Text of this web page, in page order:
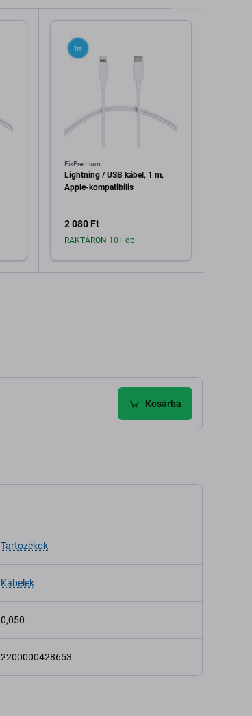
FixPremium
Lightning / USB kábel, 1 m,
Apple-kompatibilis
2 080 Ft
RAKTÁRON 10+ db
Kosárba
Tartozékok
Kábelek
0,050
2200000428653